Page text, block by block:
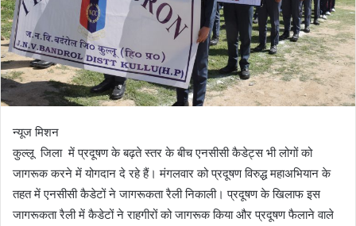
न्यूज मिशन
कुल्लू जिला में प्रदूषण के बढ़ते स्तर के बीच एनसीसी कैडेट्स भी लोगों को
जागरूक करने में योगदान दे रहे हैं। मंगलवार को प्रदूषण विरुद्ध महाअभियान के
तहत में एनसीसी कैडेटों ने जागरूकता रैली निकाली। प्रदूषण के खिलाफ इस
जागरूकता रैली में कैडेटों ने राहगीरों को जागरूक किया और प्रदूषण फैलाने वाले